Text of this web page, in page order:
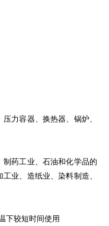
力容器、换热器、锅炉、
药工业、石油和化学品的
业、造纸业、染料制造、
下较短时间使用